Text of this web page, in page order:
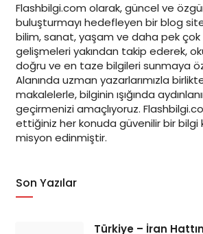
Flashbilgi.com olarak, güncel ve
buluşturmayı hedefleyen bir blog
bilim, sanat, yaşam ve daha pek çok
gelişmeleri yakından takip ederek,
doğru ve en taze bilgileri sunmaya
Alanında uzman yazarlarımızla birlikte
makalelerle, bilginin ışığında
geçirmenizi amaçlıyoruz.
ettiğiniz her konuda güvenilir bir bilgi
misyon edinmiştir.
Son Yazılar
Türkiye – İran